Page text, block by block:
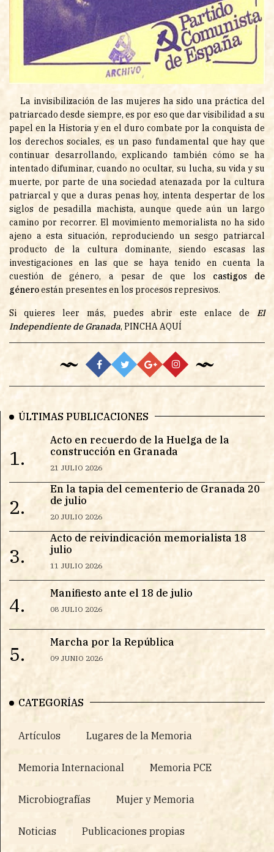
La invisibilización de las mujeres ha sido una práctica del
patriarcado desde siempre, es por eso que dar visibilidad a su
papel en la Historia y en el duro combate por la conquista de
los derechos sociales, es un paso fundamental que hay que
continuar desarrollando, explicando también cómo se ha
intentado difuminar, cuando no ocultar, su lucha, su vida y su
muerte, por parte de una sociedad atenazada por la cultura
patriarcal y que a duras penas hoy, intenta despertar de los
siglos de pesadilla machista, aunque quede aún un largo
camino por recorrer. El movimiento memorialista no ha sido
ajeno a esta situación, reproduciendo un sesgo patriarcal
producto de la cultura dominante, siendo escasas las
investigaciones en las que se haya tenido en cuenta la
cuestión de género, a pesar de que los castigos de
géneroestán presentes en los procesos represivos.
Si quieres leer más, puedes abrir este enlace de El
Independiente de Granada, PINCHA AQUÍ
ÚLTIMAS PUBLICACIONES
1.
Acto en recuerdo de la Huelga de la
construcción en Granada
21 JULIO 2026
2.
En la tapia del cementerio de Granada 20
de julio
20 JULIO 2026
3.
Acto de reivindicación memorialista 18
julio
11 JULIO 2026
4.
Manifiesto ante el 18 de julio
08 JULIO 2026
5.
Marcha por la República
09 JUNIO 2026
CATEGORÍAS
Artículos Lugares de la Memoria
Memoria Internacional Memoria PCE
Microbiografías Mujer y Memoria
Noticias Publicaciones propias